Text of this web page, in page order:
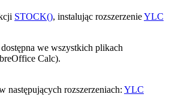
STOCK(), instalując rozszerzenieYLC
we wszystkich plikach
Calc).
następujących rozszerzeniach: YLC